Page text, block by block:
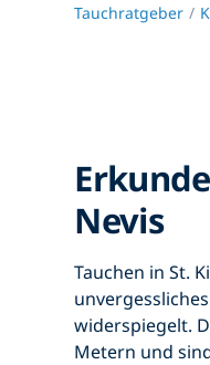
Tauchratgeber
Nevis
Tauchen in St.
widerspiegelt.
Metern und